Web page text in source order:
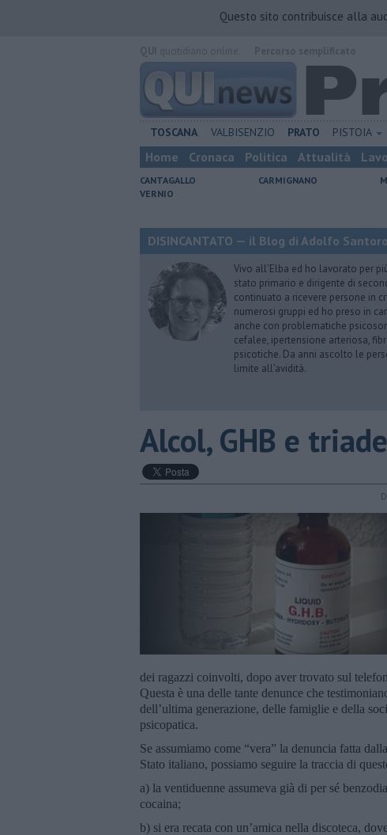
Questo sito contribuisce alla
TOSCANA VALBISENZIO PRATO PISTOIA
Home Cronaca Politica Attualità
CANTAGALLO CARMIGNANO
VERNIO
DISINCANTATO — il Blog di Adolfo Santoro
Vivo all’Elba ed ho lavorato per
stato primario e dirigente di
continuato a ricevere persone in
numerosi gruppi ed ho preso in
anche con problematiche
cefalee, ipertensione arteriosa,
psicotiche. Da anni ascolto le
limite all’avidità.
​Alcol, GHB e
dei ragazzi coinvolti, dopo aver trovato sul
Questa è una delle tante denunce che
dell’ultima generazione, delle famiglie e della
psicopatica.
Se assumiamo come “vera” la denuncia fatta
Stato italiano, possiamo seguire la traccia di
a) la ventiduenne assumeva già di per sé
cocaina;
b) si era recata con un’amica nella discoteca,